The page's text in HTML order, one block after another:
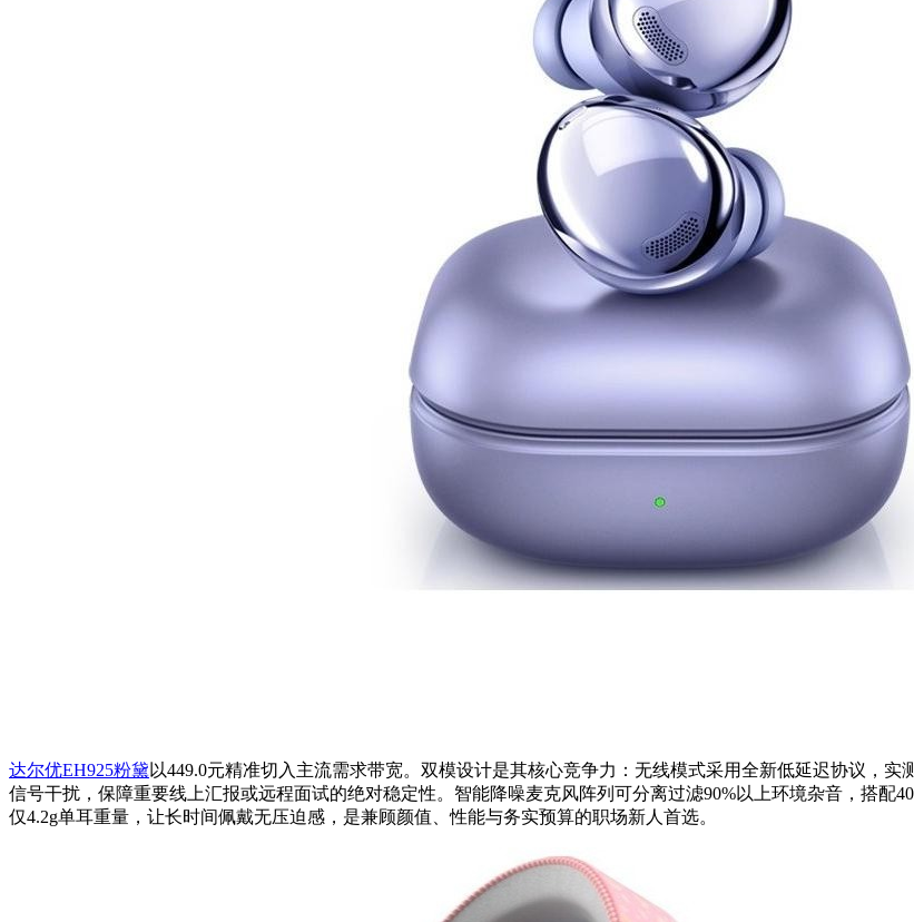
达尔优EH925粉黛 以449.0元精准切入主流需求带宽。双模设计是其核心竞争力：无线模式采用全新低延迟协议，
信号干扰，保障重要线上汇报或远程面试的绝对稳定性。智能降噪麦克风阵列可分离过滤90%以上环境杂音，搭配
仅4.2g单耳重量，让长时间佩戴无压迫感，是兼顾颜值、性能与务实预算的职场新人首选。